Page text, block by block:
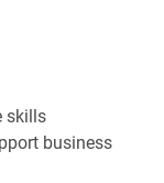
skills
business